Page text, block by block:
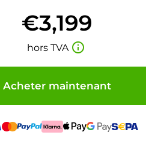
€3,199
hors TVA info_outline
Acheter maintenant